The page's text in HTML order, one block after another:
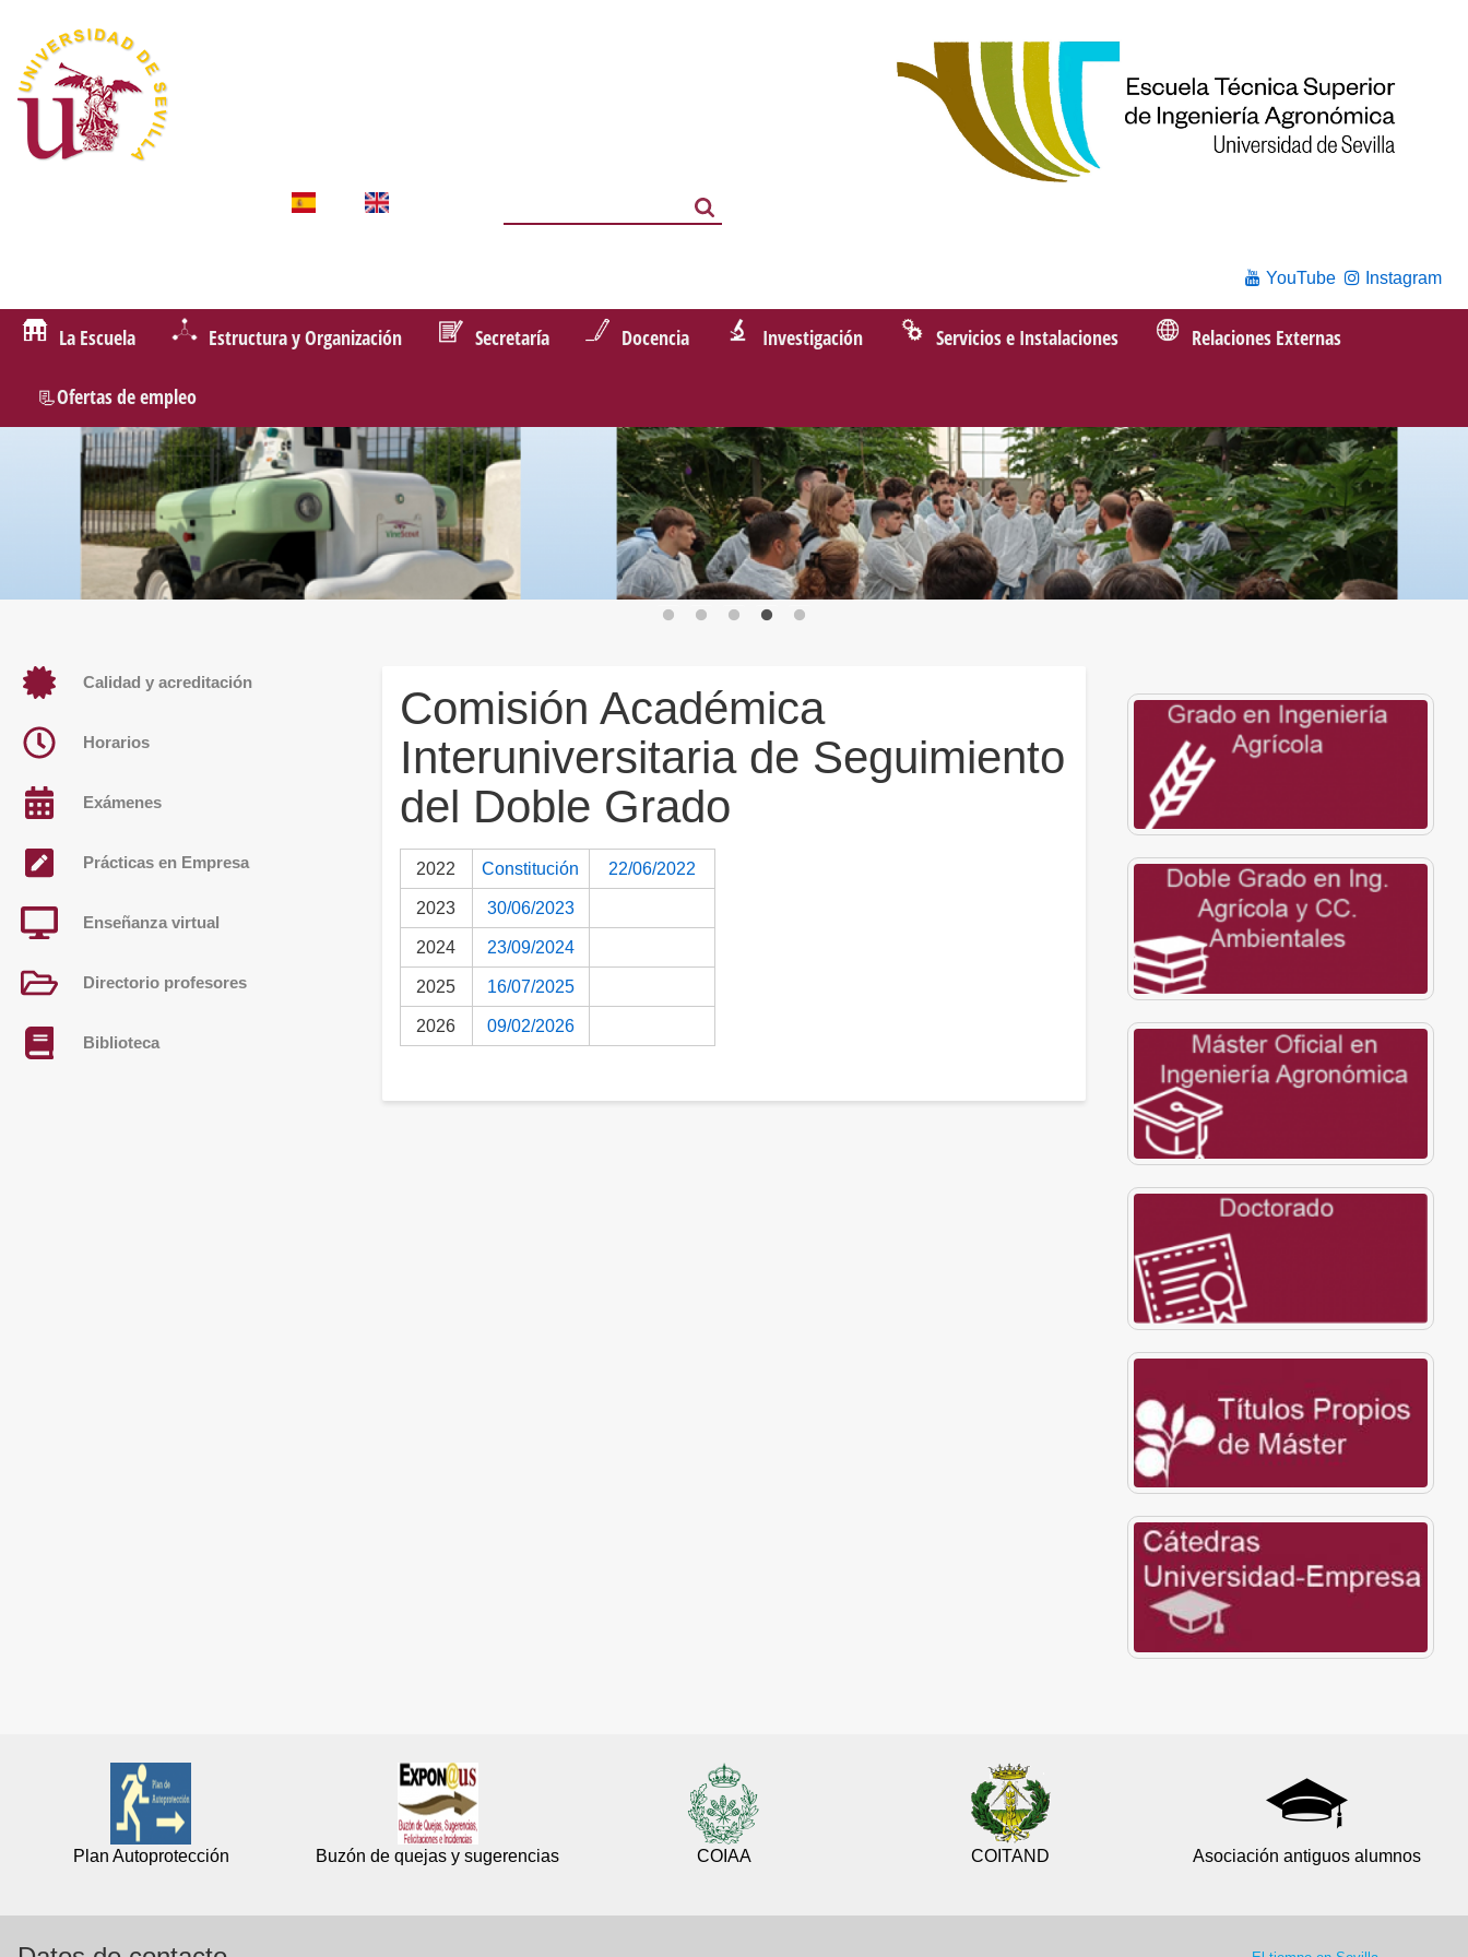
YouTube Instagram
La Escuela Estructura y Organización Secretaría Docencia Investigación Servicios e Instalaciones Relaciones Externas
📃Ofertas de empleo
Comisión Académica
Interuniversitaria de Seguimiento
del Doble Grado
2022 Constitución 22/06/2022
2023 30/06/2023
2024 23/09/2024
2025 16/07/2025
2026 09/02/2026
Calidad y acreditación
Horarios
Exámenes
Prácticas en Empresa
Enseñanza virtual
Directorio profesores
Biblioteca
Plan Autoprotección Buzón de quejas y sugerencias COIAA COITAND Asociación antiguos alumnos